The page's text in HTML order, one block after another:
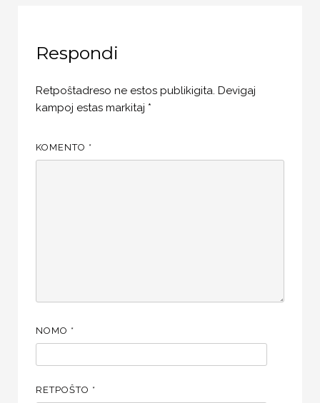
Respondi
Retpoŝtadreso ne estos publikigita. Devigaj
kampoj estas markitaj *
KOMENTO *
NOMO *
RETPOŜTO *